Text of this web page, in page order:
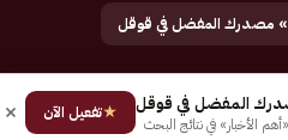
مصدرك المفضل في قوقل
شركة إيجاز للنشر الإلكتروني المالكة لصحيفة عاجل
المفضل في قوقل
الأخبار» في نتائج البحث
★تفعيل الآن